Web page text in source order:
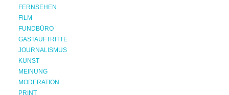
FERNSEHEN
FILM
FUNDBÜRO
GASTAUFTRITTE
JOURNALISMUS
KUNST
MEINUNG
MODERATION
PRINT